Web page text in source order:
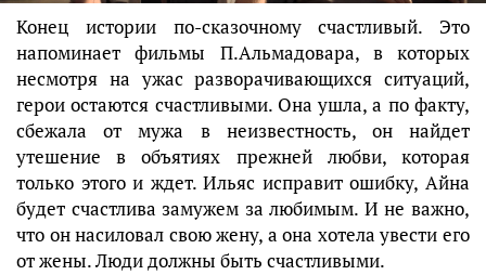
Конец истории по-сказочному счастливый. Это
напоминает фильмы П.Альмадовара, в которых
несмотря на ужас разворачивающихся ситуаций,
герои остаются счастливыми. Она ушла, а по факту,
сбежала от мужа в неизвестность, он найдет
утешение в объятиях прежней любви, которая
только этого и ждет. Ильяс исправит ошибку, Айна
будет счастлива замужем за любимым. И не важно,
что он насиловал свою жену, а она хотела увести его
от жены. Люди должны быть счастливыми.